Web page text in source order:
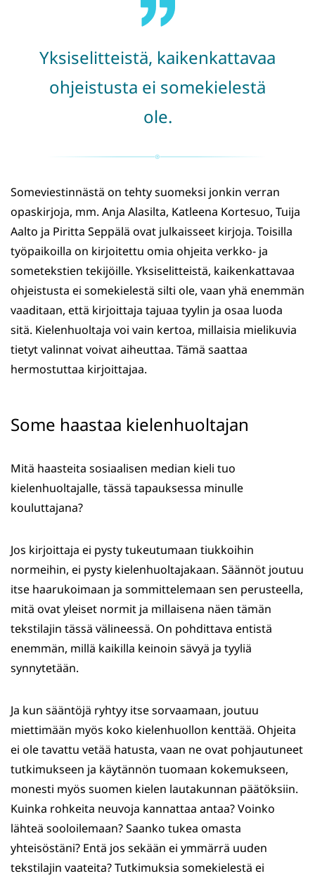
Yksiselitteistä, kaikenkattavaa
ohjeistusta ei somekielestä
ole.
Someviestinnästä on tehty suomeksi jonkin verran
opaskirjoja, mm. Anja Alasilta, Katleena Kortesuo, Tuija
Aalto ja Piritta Seppälä ovat julkaisseet kirjoja. Toisilla
työpaikoilla on kirjoitettu omia ohjeita verkko- ja
sometekstien tekijöille. Yksiselitteistä, kaikenkattavaa
ohjeistusta ei somekielestä silti ole, vaan yhä enemmän
vaaditaan, että kirjoittaja tajuaa tyylin ja osaa luoda
sitä. Kielenhuoltaja voi vain kertoa, millaisia mielikuvia
tietyt valinnat voivat aiheuttaa. Tämä saattaa
hermostuttaa kirjoittajaa.
Some haastaa kielenhuoltajan
Mitä haasteita sosiaalisen median kieli tuo
kielenhuoltajalle, tässä tapauksessa minulle
kouluttajana?
Jos kirjoittaja ei pysty tukeutumaan tiukkoihin
normeihin, ei pysty kielenhuoltajakaan. Säännöt joutuu
itse haarukoimaan ja sommittelemaan sen perusteella,
mitä ovat yleiset normit ja millaisena näen tämän
tekstilajin tässä välineessä. On pohdittava entistä
enemmän, millä kaikilla keinoin sävyä ja tyyliä
synnytetään.
Ja kun sääntöjä ryhtyy itse sorvaamaan, joutuu
miettimään myös koko kielenhuollon kenttää. Ohjeita
ei ole tavattu vetää hatusta, vaan ne ovat pohjautuneet
tutkimukseen ja käytännön tuomaan kokemukseen,
monesti myös suomen kielen lautakunnan päätöksiin.
Kuinka rohkeita neuvoja kannattaa antaa? Voinko
lähteä sooloilemaan? Saanko tukea omasta
yhteisöstäni? Entä jos sekään ei ymmärrä uuden
tekstilajin vaateita? Tutkimuksia somekielestä ei